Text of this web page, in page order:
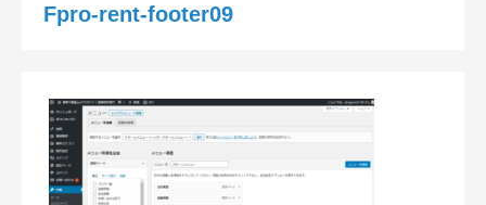
Fpro-rent-footer09